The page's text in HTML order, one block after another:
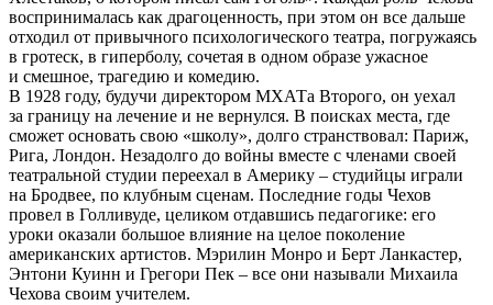
воспринималась как драгоценность, при этом он все дальше
отходил от привычного психологического театра, погружаясь
в гротеск, в гиперболу, сочетая в одном образе ужасное
и смешное, трагедию и комедию.
В 1928 году, будучи директором МХАТа Второго, он уехал
за границу на лечение и не вернулся. В поисках места, где
сможет основать свою «школу», долго странствовал: Париж,
Рига, Лондон. Незадолго до войны вместе с членами своей
театральной студии переехал в Америку – студийцы играли
на Бродвее, по клубным сценам. Последние годы Чехов
провел в Голливуде, целиком отдавшись педагогике: его
уроки оказали большое влияние на целое поколение
американских артистов. Мэрилин Монро и Берт Ланкастер,
Энтони Куинн и Грегори Пек – все они называли Михаила
Чехова своим учителем.